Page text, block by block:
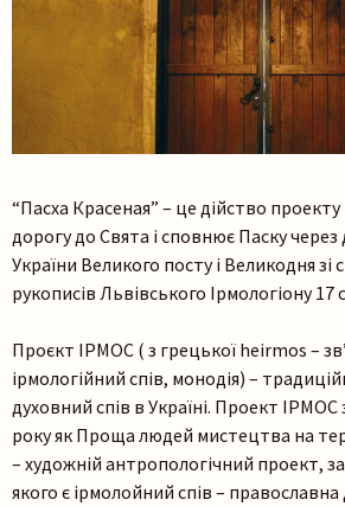
“Пасха Красеная” – це дійство
дорогу до Свята і сповнює Паску через
України Великого посту і Великодня зі
рукописів Львівського Ірмологіону 17
Проєкт ІРМОС ( з грецької heirmos –
ірмологійний спів, монодія) –
духовний спів в Україні. Проект ІРМОС
року як Проща людей мистецтва на
– художній антропологічний проект,
якого є ірмолойний спів –